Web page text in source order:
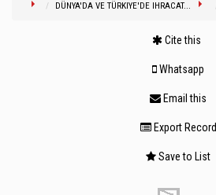
DÜNYA'DA VE TÜRKIYE'DE IHRACAT...
Cite this
Whatsapp
Email this
Export Record
Save to List